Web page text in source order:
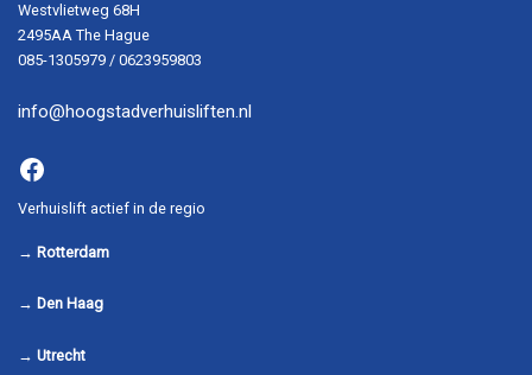
Westvlietweg 68H
2495AA The Hague
085-1305979 / 0623959803
info@hoogstadverhuisliften.nl
Facebook
Verhuislift actief in de regio
→ Rotterdam
→ Den Haag
→ Utrecht